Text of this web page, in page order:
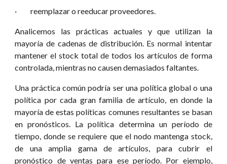
·         reemplazar o reeducar proveedores.
Analicemos las prácticas actuales y que utilizan la
mayoría de cadenas de distribución. Es normal intentar
mantener el stock total de todos los artículos de forma
controlada, mientras no causen demasiados faltantes.
Una práctica común podría ser una política global o una
política por cada gran familia de artículo, en donde la
mayoría de estas políticas comunes resultantes se basan
en pronósticos. La política determina un período de
tiempo, donde se requiere que el nodo mantenga stock,
de una amplia gama de artículos, para cubrir el
pronóstico de ventas para ese período. Por ejemplo,